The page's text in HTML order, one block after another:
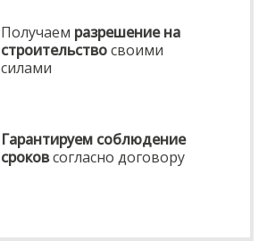
Получаем разрешение на
строительствосвоими
силами
Гарантируем соблюдение
сроковсогласно договору